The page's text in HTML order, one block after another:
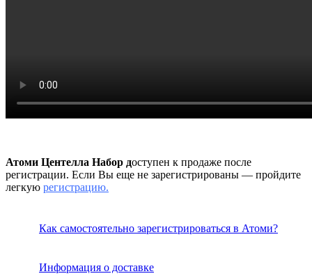
Атоми Центелла Набор доступен к продаже после
регистрации. Если Вы еще не зарегистрированы — пройдите
легкую регистрацию.
Как самостоятельно зарегистрироваться в Атоми?
Информация о доставке